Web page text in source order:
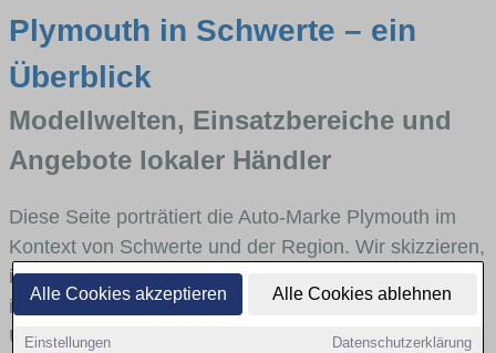
Alle Cookies akzeptieren Alle Cookies ablehnen
Einstellungen Datenschutzerklärung
Plymouth in Schwerte – ein
Überblick
Modellwelten, Einsatzbereiche und
Angebote lokaler Händler
Diese Seite porträtiert die Auto-Marke Plymouth im
Kontext von Schwerte und der Region. Wir skizzieren,
in welchen Fahrzeugklassen Plymouth stark vertreten
ist, welche Modellreihen häufig im Stadt- und
Umlandverkehr zu sehen sind und für welche